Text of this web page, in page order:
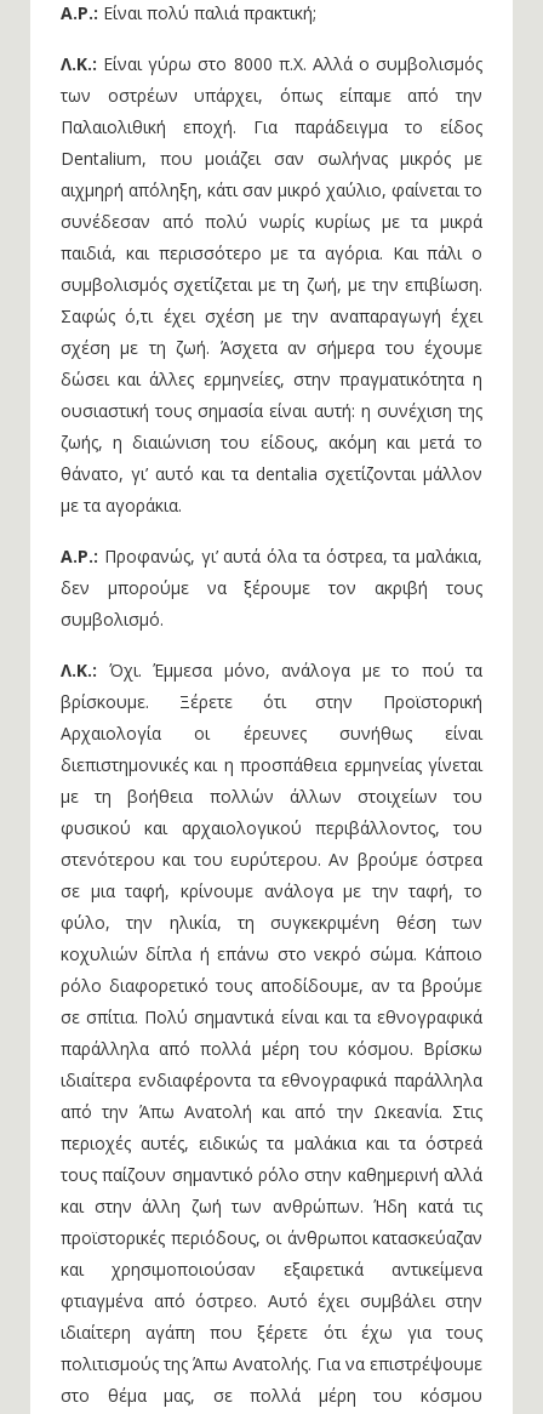
Α.Ρ.: Είναι πολύ παλιά πρακτική;
Λ.Κ.: Είναι γύρω στο 8000 π.Χ. Αλλά ο συμβολισμός
των οστρέων υπάρχει, όπως είπαμε από την
Παλαιολιθική εποχή. Για παράδειγμα τo είδος
Dentalium, που μοιάζει σαν σωλήνας μικρός με
αιχμηρή απόληξη, κάτι σαν μικρό χαύλιο, φαίνεται το
συνέδεσαν από πολύ νωρίς κυρίως με τα μικρά
παιδιά, και περισσότερο με τα αγόρια. Και πάλι ο
συμβολισμός σχετίζεται με τη ζωή, με την επιβίωση.
Σαφώς ό,τι έχει σχέση με την αναπαραγωγή έχει
σχέση με τη ζωή. Άσχετα αν σήμερα του έχουμε
δώσει και άλλες ερμηνείες, στην πραγματικότητα η
ουσιαστική τους σημασία είναι αυτή: η συνέχιση της
ζωής, η διαιώνιση του είδους, ακόμη και μετά το
θάνατο, γι’ αυτό και τα dentalia σχετίζονται μάλλον
με τα αγοράκια.
Α.Ρ.: Προφανώς, γι’ αυτά όλα τα όστρεα, τα μαλάκια,
δεν μπορούμε να ξέρουμε τον ακριβή τους
συμβολισμό.
Λ.Κ.: Όχι. Έμμεσα μόνο, ανάλογα με το πού τα
βρίσκουμε. Ξέρετε ότι στην Προϊστορική
Αρχαιολογία οι έρευνες συνήθως είναι
διεπιστημονικές και η προσπάθεια ερμηνείας γίνεται
με τη βοήθεια πολλών άλλων στοιχείων του
φυσικού και αρχαιολογικού περιβάλλοντος, του
στενότερου και του ευρύτερου. Αν βρούμε όστρεα
σε μια ταφή, κρίνουμε ανάλογα με την ταφή, το
φύλο, την ηλικία, τη συγκεκριμένη θέση των
κοχυλιών δίπλα ή επάνω στο νεκρό σώμα. Κάποιο
ρόλο διαφορετικό τους αποδίδουμε, αν τα βρούμε
σε σπίτια. Πολύ σημαντικά είναι και τα εθνογραφικά
παράλληλα από πολλά μέρη του κόσμου. Βρίσκω
ιδιαίτερα ενδιαφέροντα τα εθνογραφικά παράλληλα
από την Άπω Ανατολή και από την Ωκεανία. Στις
περιοχές αυτές, ειδικώς τα μαλάκια και τα όστρεά
τους παίζουν σημαντικό ρόλο στην καθημερινή αλλά
και στην άλλη ζωή των ανθρώπων. Ήδη κατά τις
προϊστορικές περιόδους, οι άνθρωποι κατασκεύαζαν
και χρησιμοποιούσαν εξαιρετικά αντικείμενα
φτιαγμένα από όστρεο. Αυτό έχει συμβάλει στην
ιδιαίτερη αγάπη που ξέρετε ότι έχω για τους
πολιτισμούς της Άπω Ανατολής. Για να επιστρέψουμε
στο θέμα μας, σε πολλά μέρη του κόσμου